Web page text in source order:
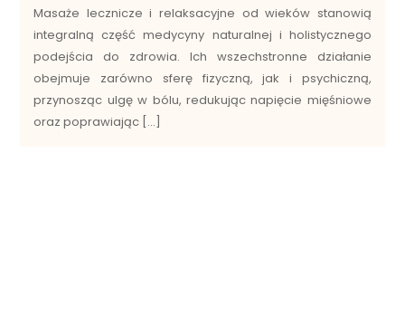
Masaże lecznicze i relaksacyjne od wieków stanowią
integralną część medycyny naturalnej i holistycznego
podejścia do zdrowia. Ich wszechstronne działanie
obejmuje zarówno sferę fizyczną, jak i psychiczną,
przynosząc ulgę w bólu, redukując napięcie mięśniowe
oraz poprawiając […]